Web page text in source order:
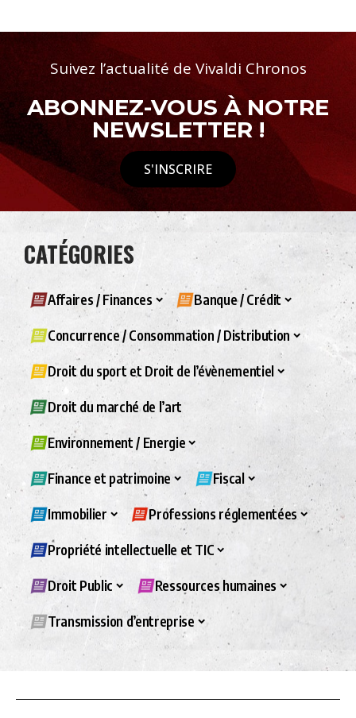
Suivez l’actualité de Vivaldi Chronos
ABONNEZ-VOUS À NOTRE
NEWSLETTER !
S'INSCRIRE
CATÉGORIES
Affaires / Finances Banque / Crédit
Concurrence / Consommation / Distribution
Droit du sport et Droit de l’évènementiel
Droit du marché de l’art
Environnement / Energie
Finance et patrimoine Fiscal
Immobilier Professions réglementées
Propriété intellectuelle et TIC
Droit Public Ressources humaines
Transmission d’entreprise